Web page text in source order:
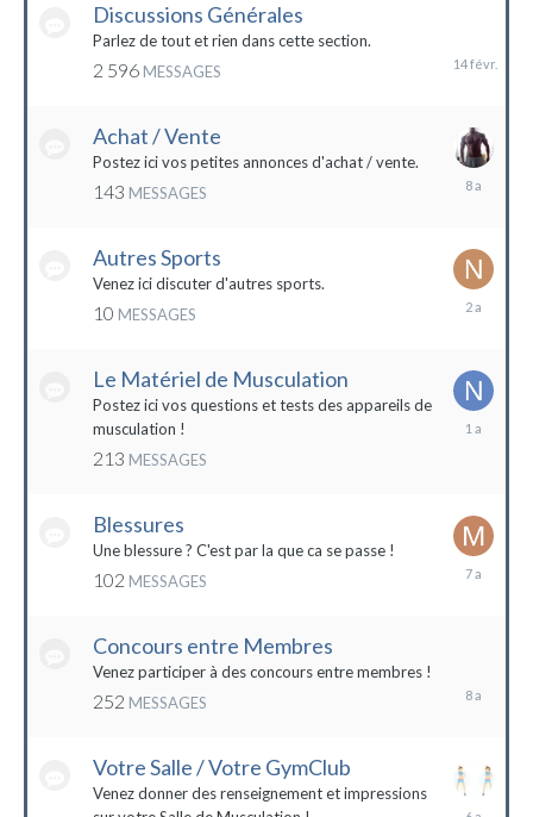
Discussions Générales
Parlez de tout et rien dans cette section.
2 596 MESSAGES
Achat / Vente
Postez ici vos petites annonces d'achat / vente.
143 MESSAGES
Autres Sports
Venez ici discuter d'autres sports.
10 MESSAGES
18
Le Matériel de Musculation
Postez ici vos questions et tests des appareils de
musculation !
213 MESSAGES
Blessures
Une blessure ? C'est par la que ca se passe !
102 MESSAGES
19
Concours entre Membres
Venez participer à des concours entre membres !
252 MESSAGES
2016
Votre Salle / Votre GymClub
Venez donner des renseignement et impressions
26